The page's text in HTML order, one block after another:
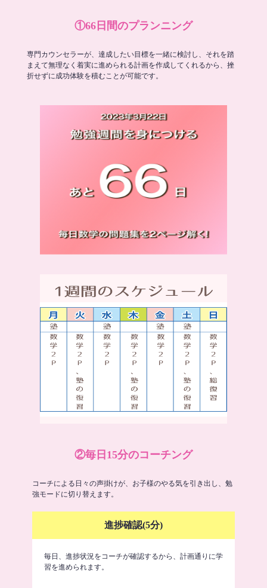
①66日間のプランニング
専門カウンセラーが、達成したい目標を一緒に検討し、それを踏
まえて無理なく着実に進められる計画を作成してくれるから、挫
折せずに成功体験を積むことが可能です。
②毎日15分のコーチング
コーチによる日々の声掛けが、お子様のやる気を引き出し、勉
強モードに切り替えます。
進捗確認(5分)
毎日、進捗状況をコーチが確認するから、計画通りに学
習を進められます。